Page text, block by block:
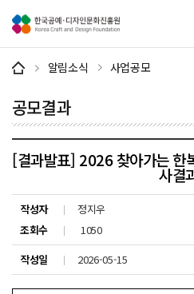
알림소식 사업공모
공모결과
[결과발표] 2026 찾아가는 한
사결
작성자
정지우
조회수
1050
작성일
2026-05-15